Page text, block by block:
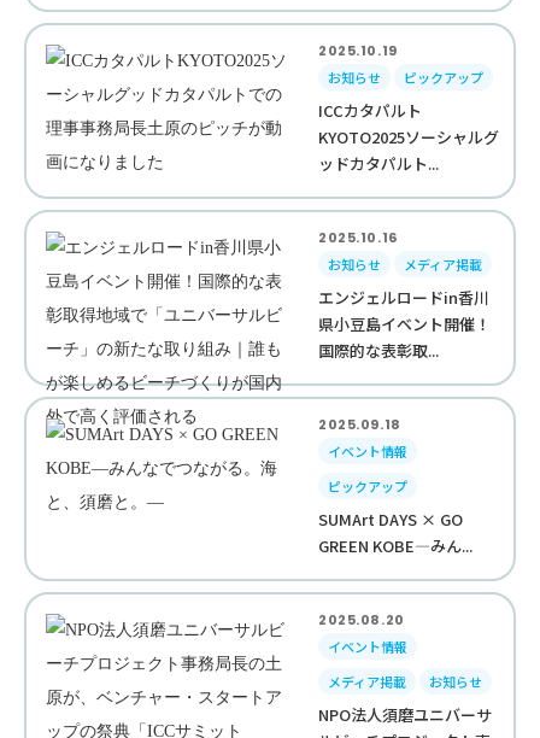
2025.10.19
お知らせ
ピックアップ
ICCカタパルト
KYOTO2025ソーシャルグ
ッドカタパルト...
2025.10.16
お知らせ
メディア掲載
エンジェルロードin香川
県小豆島イベント開催！
国際的な表彰取...
2025.09.18
イベント情報
ピックアップ
SUMArt DAYS × GO
GREEN KOBE—みん...
2025.08.20
イベント情報
メディア掲載
お知らせ
NPO法人須磨ユニバーサ